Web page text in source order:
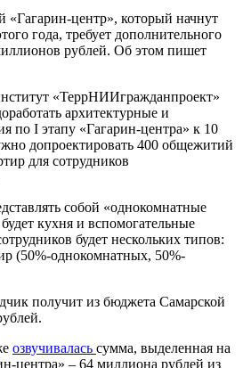
«Гагарин-центр», который начнут
года, требует дополнительного
рублей. Об этом пишет
«ТеррНИИгражданпроект»
архитектурные и
по I этапу «Гагарин-центра» к 10
допроектировать 400 общежитий
для сотрудников
собой «однокомнатные
кухня и вспомогательные
будет нескольких типов:
(50%-однокомнатных, 50%-
получит из бюджета Самарской
озвучивалась сумма, выделенная на
центра» – 64 миллиона рублей из